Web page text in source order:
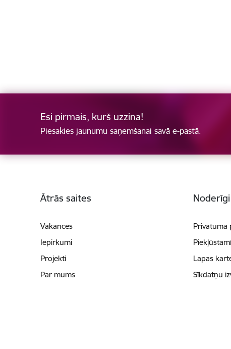
Esi pirmais, kurš uzzina!
Piesakies jaunumu saņemšanai savā e-pastā.
Ātrās saites
Vakances
Iepirkumi
Projekti
Par mums
Noderīgi
Privātuma
Lapas
Sīkdatņu